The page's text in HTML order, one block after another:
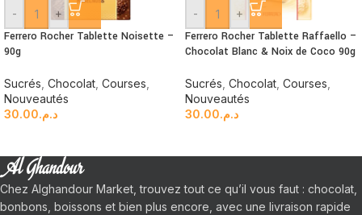
- +
Ferrero Rocher Tablette Noisette –
90g
Sucrés Chocolat Courses
Nouveautés
د.م.30.00
- +
Ferrero Rocher Tablette Raffaello –
Chocolat Blanc & Noix de Coco 90g
Sucrés Chocolat Courses
Nouveautés
د.م.30.00
Chez Alghandour Market, trouvez tout ce qu’il vous faut : chocolat,
bonbons, boissons et bien plus encore, avec une livraison rapide